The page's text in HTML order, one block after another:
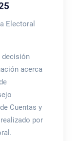
Electoral
decisión
acerca
Cuentas y
por